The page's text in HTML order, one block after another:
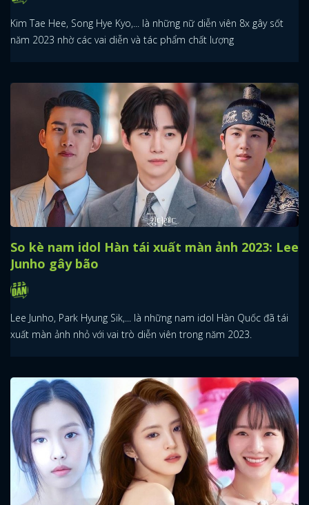
Kim Tae Hee, Song Hye Kyo,... là những nữ diễn viên 8x gây sốt
năm 2023 nhờ các vai diễn và tác phẩm chất lượng
So kè nam idol Hàn tái xuất màn ảnh 2023: Lee
Junho gây bão
Lee Junho, Park Hyung Sik,... là những nam idol Hàn Quốc đã tái
xuất màn ảnh nhỏ với vai trò diễn viên trong năm 2023.